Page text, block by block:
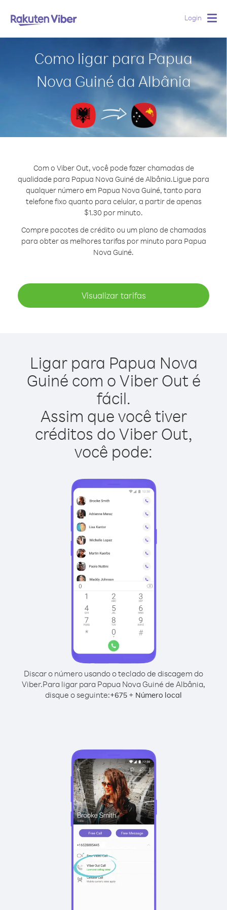
Login
Como ligar para Papua
Nova Guiné da Albânia
Com o Viber Out, você pode fazer chamadas de
qualidade para Papua Nova Guiné de Albânia.Ligue para
qualquer número em Papua Nova Guiné, tanto para
telefone fixo quanto para celular, a partir de apenas
$1.30 por minuto.
Compre pacotes de crédito ou um plano de chamadas
para obter as melhores tarifas por minuto para Papua
Nova Guiné.
Visualizar tarifas
Ligar para Papua Nova
Guiné com o Viber Out é
fácil.
Assim que você tiver
créditos do Viber Out,
você pode:
Discar o número usando o teclado de discagem do
Viber.Para ligar para Papua Nova Guiné de Albânia,
disque o seguinte:+675 + Número local